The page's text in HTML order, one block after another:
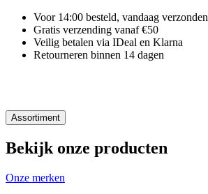
Voor 14:00 besteld, vandaag verzonden
Gratis verzending vanaf €50
Veilig betalen via IDeal en Klarna
Retourneren binnen 14 dagen
Assortiment
Bekijk onze producten
Onze merken